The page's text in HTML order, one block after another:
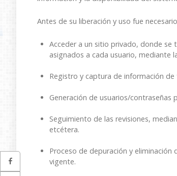
Antes de su liberación y uso fue
Acceder a un sitio privado, donde se
asignados a cada usuario, mediante
Registro y captura de información
Generación de usuarios/contraseñas
Seguimiento de las revisiones,
etcétera.
Proceso de depuración y
vigente.